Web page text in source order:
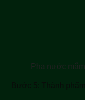
Pha nước mắm
Bước 5: Thành phẩm